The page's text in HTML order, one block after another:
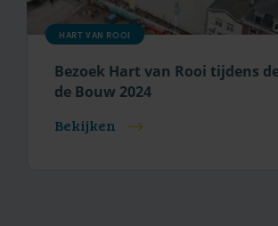
HART VAN ROOI
Bezoek Hart van Rooi tijdens
de Bouw 2024
Bekijken